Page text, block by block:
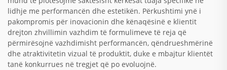
lidhje me performancën dhe estetikën. Përkushtimi ynë i
pakompromis për inovacionin dhe kënaqësinë e klientit
drejton zhvillimin vazhdim të formulimeve të reja që
përmirësojnë vazhdimisht performancën, qëndrueshmërinë
dhe atraktivitetin vizual të produktit, duke e mbajtur klientët
tanë konkurrues në tregjet që po evoluojnë.